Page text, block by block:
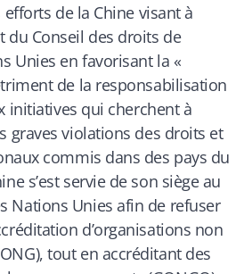
de la Chine visant à
du Conseil des droits de
Unies en favorisant la «
de la responsabilisation
initiatives qui cherchent à
graves violations des droits et
commis dans des pays du
s’est servie de son siège au
Nations Unies afin de refuser
d’organisations non
tout en accréditant des